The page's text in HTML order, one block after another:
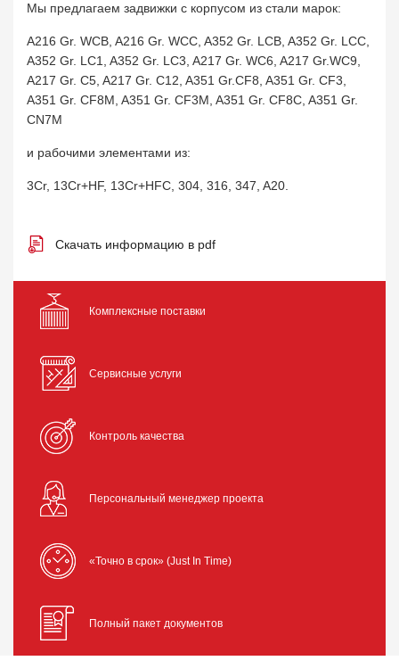
Мы предлагаем задвижки с корпусом из стали марок:
A216 Gr. WCB, A216 Gr. WCC, A352 Gr. LCB, A352 Gr. LCC,
A352 Gr. LC1, A352 Gr. LC3, A217 Gr. WC6, A217 Gr.WC9,
A217 Gr. C5, A217 Gr. C12, A351 Gr.CF8, A351 Gr. CF3,
A351 Gr. CF8M, A351 Gr. CF3M, A351 Gr. CF8C, A351 Gr.
CN7M
и рабочими элементами из:
3Cr, 13Cr+HF, 13Cr+HFC, 304, 316, 347, A20.
Скачать информацию в pdf
Комплексные поставки
Сервисные услуги
Контроль качества
Персональный менеджер проекта
«Точно в срок» (Just In Time)
Полный пакет документов